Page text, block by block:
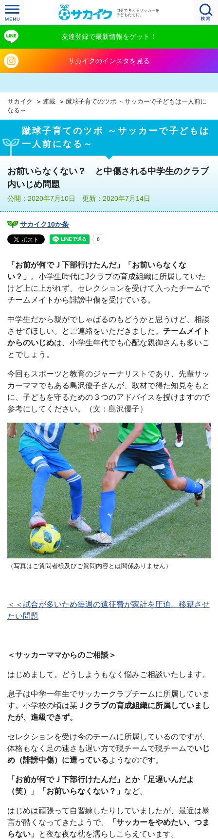
自分で考えるサッカーを
子どもたちに。
友達登録で最新情報をゲット！
サカイクのインスタを見る
サカイク 連載
蹴球子育てのツボ ～サッカーで子どもは一人前に
なる～
蹴球子育てのツボ ～サッカーで子どもは
一人前になる～
お前いらなくない？ と中傷される中学生のクラブ
内いじめ問題
公開：2020年7月10日 更新：2020年7月14日
サカイク10か条
「お前が何でＪ下部行けたんだ」「お前いらなくな
い？」 。小学生時代にJクラブの育成組織に所属していた
けど上に上がれず、セレクションを受けて入ったチームで
チームメイトから誹謗中傷を受けている。
中学生だから親がでしゃばるのもどうかと思うけど、相談
させてほしい。とご連絡をいただきました。 チームメイト
からのいじめは、小学生年代でも心配な親御さんも多いこ
とでしょう。
今回もスポーツと教育のジャーナリストであり、先輩サッ
カーママでもある島沢優子さんが、取材で得た知見をもと
に、子どもを守るための３つのアドバイスを授けますので
参考にしてください。（文：島沢優子）
（写真はご質問者様及びご質問内容とは関係ありません）
＜＜試合が多いため毎週の遠征費が家計を圧迫。移籍させ
たい問題
＜サッカーママからのご相談＞
はじめまして。どうしようもなく悩みご相談いたします。
息子は中学一年生でサッカークラブチームに所属していま
す。小学校の頃は某 Ｊクラブの育成組織に所属していまし
たが、進級できず。
セレクションを受け今のチームに所属しているのですが、
体格もなく足の速さも遅い方で現チームで現チームでいじ
め（誹謗中傷）に遭っているようなのです。
「お前が何でＪ下部行けたんだ」とか「足遅いんだよ
（笑）」「お前いらなくない？」 など。
はじめは頑張って自習練したりしていましたが、最近は暴
言が酷くなってきたようで、
「サッカーをやめたい、つま
らない」 と夜な夜な枕を濡らしこらえています。